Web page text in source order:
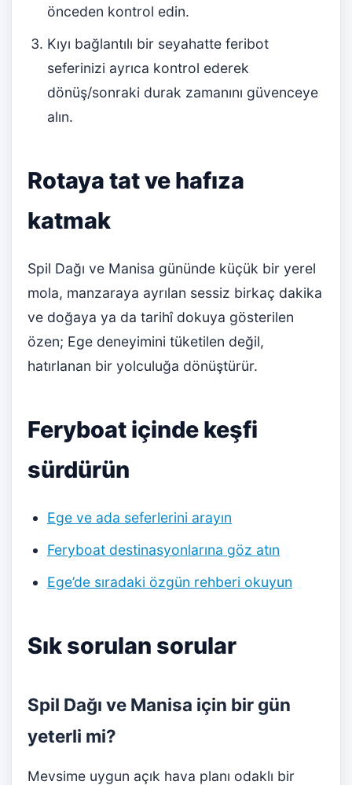
önceden kontrol edin.
Kıyı bağlantılı bir seyahatte feribot
seferinizi ayrıca kontrol ederek
dönüş/sonraki durak zamanını güvenceye
alın.
Rotaya tat ve hafıza
katmak
Spil Dağı ve Manisa gününde küçük bir yerel
mola, manzaraya ayrılan sessiz birkaç dakika
ve doğaya ya da tarihî dokuya gösterilen
özen; Ege deneyimini tüketilen değil,
hatırlanan bir yolculuğa dönüştürür.
Feryboat içinde keşfi
sürdürün
Ege ve ada seferlerini arayın
Feryboat destinasyonlarına göz atın
Ege’de sıradaki özgün rehberi okuyun
Sık sorulan sorular
Spil Dağı ve Manisa için bir gün
yeterli mi?
Mevsime uygun açık hava planı odaklı bir